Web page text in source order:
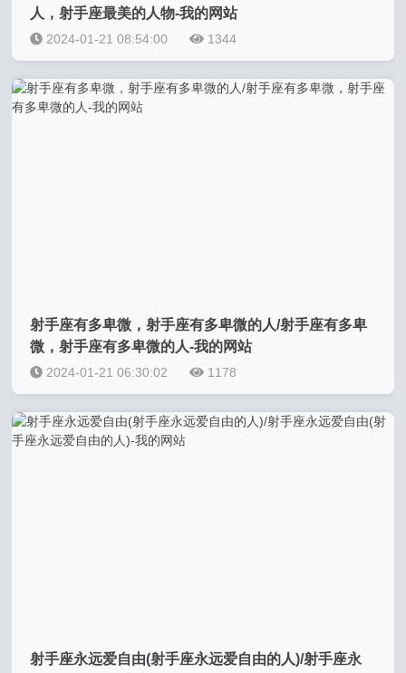
人，射手座最美的人物-我的网站
2024-01-21 08:54:00 1344
射手座有多卑微，射手座有多卑微的人/射手座有多卑
微，射手座有多卑微的人-我的网站
2024-01-21 06:30:02 1178
射手座永远爱自由(射手座永远爱自由的人)/射手座永